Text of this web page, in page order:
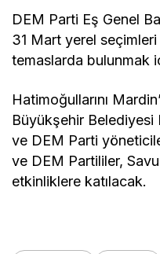
DEM Parti Eş Genel
31 Mart yerel
temaslarda bulunmak
Hatimoğullarını
Büyükşehir Belediyesi
ve DEM Parti
ve DEM Partililer,
etkinliklere katılacak.